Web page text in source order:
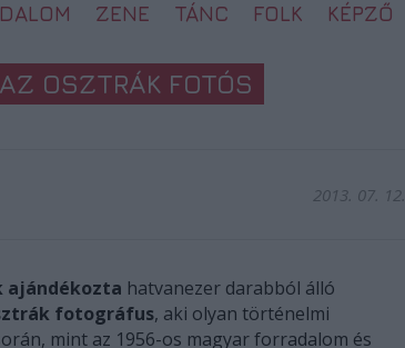
ZENE TÁNC FOLK KÉPZŐ
OSZTRÁK FOTÓS
2013. 07. 12.
ajándékozta hatvanezer darabból álló
fotográfus, aki olyan történelmi
mint az 1956-os magyar forradalom és